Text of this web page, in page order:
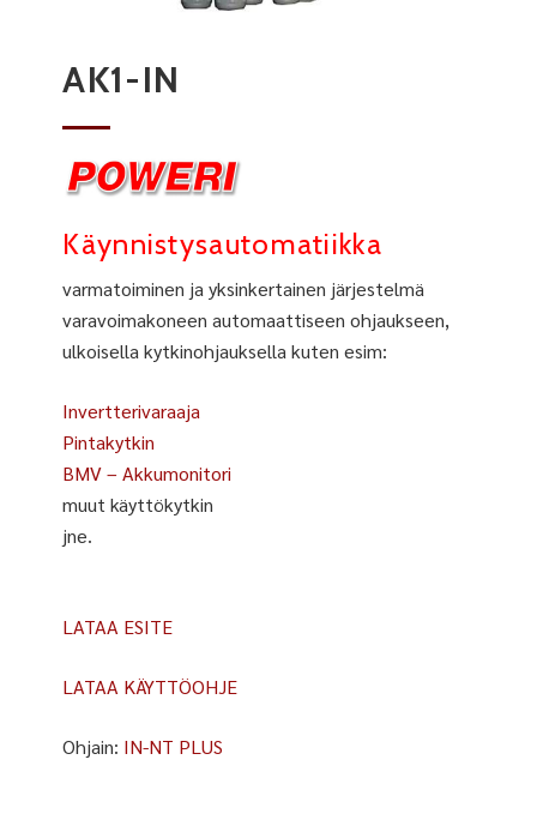
AK1-IN
Käynnistysautomatiikka
varmatoiminen ja yksinkertainen järjestelmä
varavoimakoneen automaattiseen ohjaukseen,
ulkoisella kytkinohjauksella kuten esim:
Invertterivaraaja
Pintakytkin
BMV – Akkumonitori
muut käyttökytkin
jne.
LATAA ESITE
LATAA KÄYTTÖOHJE
Ohjain: IN-NT PLUS